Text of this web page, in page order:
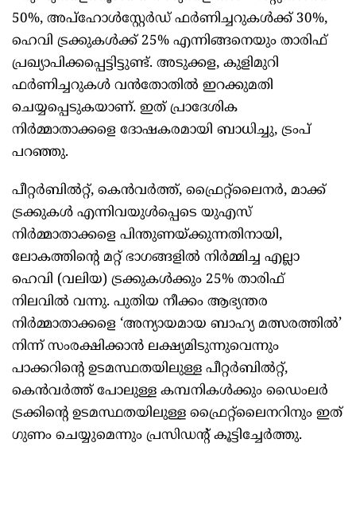
50%, അപ്‌ഹോള്‍സ്റ്റേര്‍ഡ് ഫര്‍ണിച്ചറുകള്‍ക്ക് 30%,
ഹെവി ട്രക്കുകള്‍ക്ക് 25% എന്നിങ്ങനെയും താരിഫ്
പ്രഖ്യാപിക്കപ്പെട്ടിട്ടുണ്ട്. അടുക്കള, കുളിമുറി
ഫര്‍ണിച്ചറുകള്‍ വന്‍തോതില്‍ ഇറക്കുമതി
ചെയ്യപ്പെടുകയാണ്. ഇത് പ്രാദേശിക
നിര്‍മ്മാതാക്കളെ ദോഷകരമായി ബാധിച്ചു, ട്രംപ്
പറഞ്ഞു.
പീറ്റര്‍ബില്‍റ്റ്, കെന്‍വര്‍ത്ത്, ഫ്രൈറ്റ്ലൈനര്‍, മാക്ക്
ട്രക്കുകള്‍ എന്നിവയുള്‍പ്പെടെ യുഎസ്
നിര്‍മ്മാതാക്കളെ പിന്തുണയ്ക്കുന്നതിനായി,
ലോകത്തിന്റെ മറ്റ് ഭാഗങ്ങളില്‍ നിര്‍മ്മിച്ച എല്ലാ
ഹെവി (വലിയ) ട്രക്കുകള്‍ക്കും 25% താരിഫ്
നിലവില്‍ വന്നു. പുതിയ നീക്കം ആഭ്യന്തര
നിര്‍മ്മാതാക്കളെ ‘അന്യായമായ ബാഹ്യ മത്സരത്തില്‍’
നിന്ന് സംരക്ഷിക്കാന്‍ ലക്ഷ്യമിടുന്നുവെന്നും
പാക്കറിന്റെ ഉടമസ്ഥതയിലുള്ള പീറ്റര്‍ബില്‍റ്റ്,
കെന്‍വര്‍ത്ത് പോലുള്ള കമ്പനികള്‍ക്കും ഡൈംലര്‍
ട്രക്കിന്റെ ഉടമസ്ഥതയിലുള്ള ഫ്രൈറ്റ്ലൈനറിനും ഇത്
ഗുണം ചെയ്യുമെന്നും പ്രസിഡന്റ് കൂട്ടിച്ചേര്‍ത്തു.